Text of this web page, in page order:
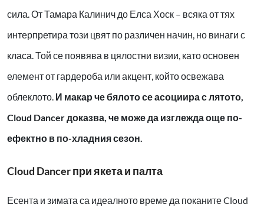
сила. От Тамара Калинич до Елса Хоск – всяка от тях
интерпретира този цвят по различен начин, но винаги с
класа. Той се появява в цялостни визии, като основен
елемент от гардероба или акцент, който освежава
облеклото. И макар че бялото се асоциира с лятото,
Cloud Dancer доказва, че може да изглежда още по-
ефектно в по-хладния сезон.
Cloud Dancer при якета и палта
Есента и зимата са идеалното време да поканите Cloud